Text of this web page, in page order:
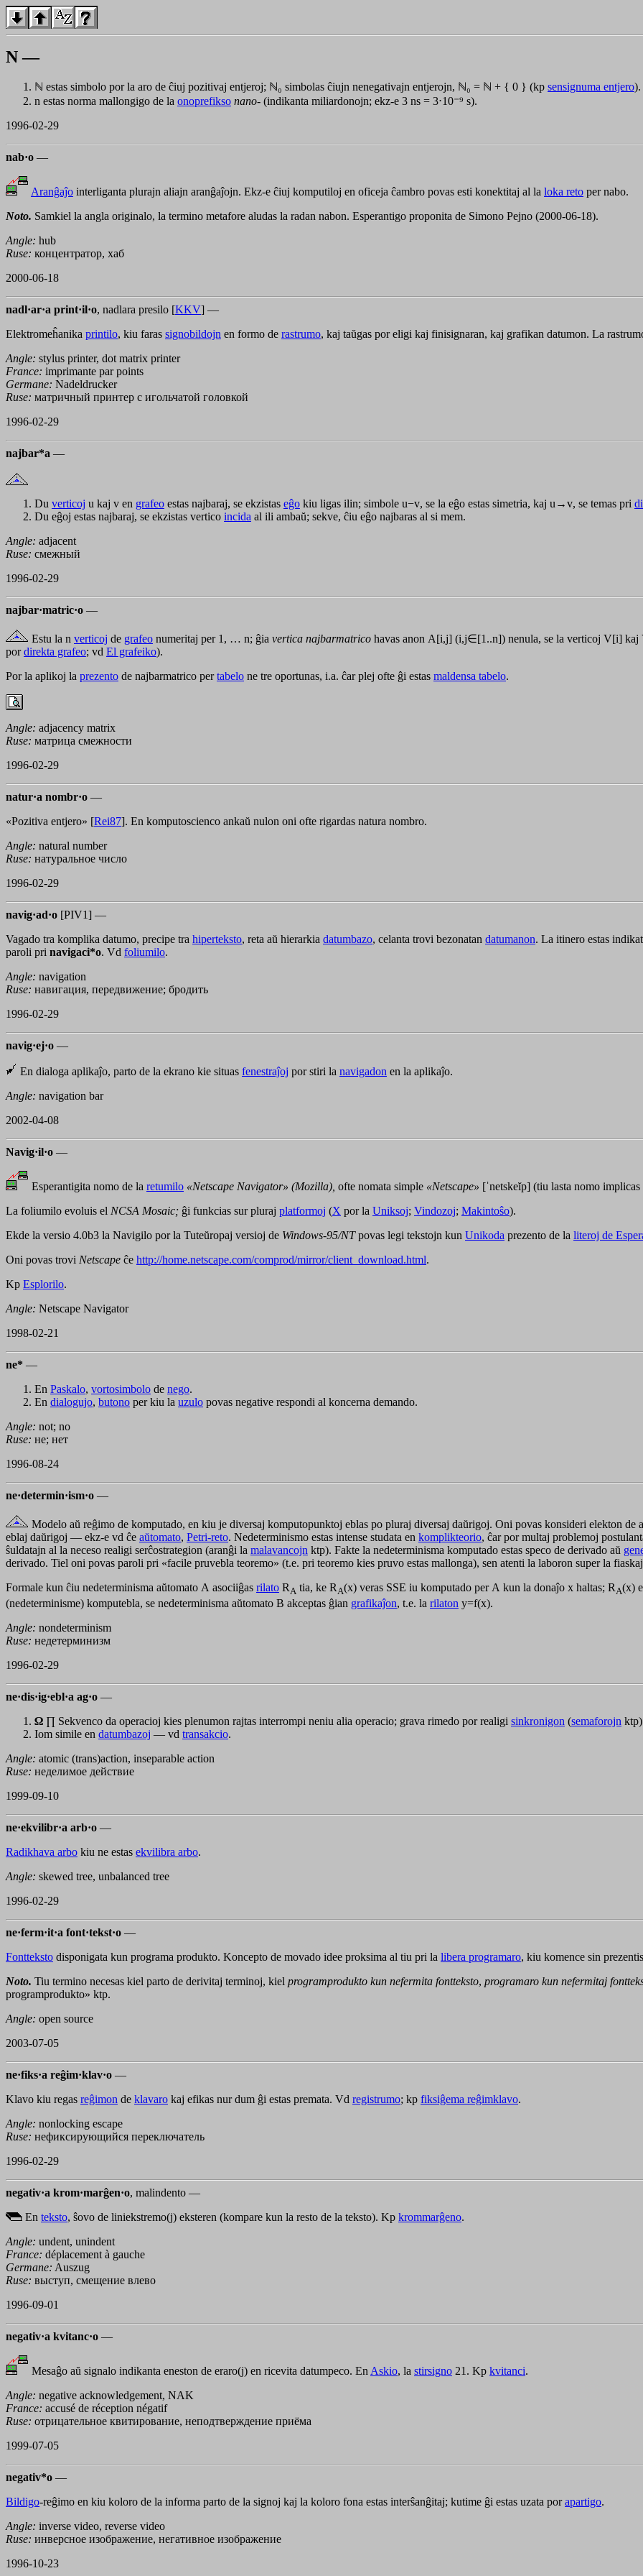
N —
ℕ estas simbolo por la aro de ĉiuj pozitivaj entjeroj; ℕ₀ simbolas ĉiujn nenegativajn entjerojn, ℕ₀ = ℕ + { 0 } (kp sensignuma entjero).
n estas norma mallongigo de la onoprefikso nano- (indikanta miliardonojn; ekz-e 3 ns = 3⋅10⁻⁹ s).
1996-02-29
nab·o —
Aranĝaĵo interliganta plurajn aliajn aranĝaĵojn. Ekz-e ĉiuj komputiloj en oficeja ĉambro povas esti konektitaj al la loka reto per nabo.
Noto. Samkiel la angla originalo, la termino metafore aludas la radan nabon. Esperantigo proponita de Simono Pejno (2000-06-18).
Angle: hub
Ruse: концентратор, хаб
2000-06-18
nadl·ar·a print·il·o, nadlara presilo [KKV] —
Elektromeĥanika printilo, kiu faras signobildojn en formo de rastrumo, kaj taŭgas por eligi kaj finisignaran, kaj grafikan datumon. La
Angle: stylus printer, dot matrix printer
France: imprimante par points
Germane: Nadeldrucker
Ruse: матричный принтер с игольчатой головкой
1996-02-29
najbar*a —
Du verticoj u kaj v en grafeo estas najbaraj, se ekzistas eĝo kiu ligas ilin; simbole u−v, se la eĝo estas simetria, kaj u→v, se temas pri
Du eĝoj estas najbaraj, se ekzistas vertico incida al ili ambaŭ; sekve, ĉiu eĝo najbaras al si mem.
Angle: adjacent
Ruse: смежный
1996-02-29
najbar·matric·o —
Estu la n verticoj de grafeo numeritaj per 1, … n; ĝia vertica najbarmatrico havas anon A[i,j] (i,j∈[1..n]) nenula, se la verticoj V[i] kaj
pordirekta grafeo; vd El grafeiko).
Por la aplikoj la prezento de najbarmatrico pertabelo ne tre oportunas, i.a. ĉar plej ofte ĝi estas maldensa tabelo.
Angle: adjacency matrix
Ruse: матрица смежности
1996-02-29
natur·a nombr·o —
«Pozitiva entjero» [Rei87]. En komputoscienco ankaŭ nulon oni ofte rigardas natura nombro.
Angle: natural number
Ruse: натуральное число
1996-02-29
navig·ad·o [PIV1] —
Vagado tra komplika datumo, precipe tra hiperteksto, reta aŭ hierarkia datumbazo, celanta trovi bezonatan datumanon. La itinero estas
paroli pri navigaci*o. Vd foliumilo.
Angle: navigation
Ruse: навигация, передвижение; бродить
1996-02-29
navig·ej·o —
En dialoga aplikaĵo, parto de la ekrano kie situas fenestraĵoj por stiri la navigadon en la aplikaĵo.
Angle: navigation bar
2002-04-08
Navig·il·o —
Esperantigita nomo de la retumilo «Netscape Navigator» (Mozilla), ofte nomata simple «Netscape» [ˈnetskeĭp] (tiu lasta nomo
La foliumilo evoluis el NCSA Mosaic; ĝi funkcias sur pluraj platformoj (X por la Uniksoj; Vindozoj; Makintoŝo).
Ekde la versio 4.0b3 la Navigilo por la Tuteŭropaj versioj de Windows-95/NTpovas legi tekstojn kun Unikoda prezento de la literoj de
Oni povas trovi Netscape ĉe http://home.netscape.com/comprod/mirror/client_download.html.
Kp Esplorilo.
Angle: Netscape Navigator
1998-02-21
ne* —
En Paskalo, vortosimbolo de nego.
En dialogujo, butono per kiu la uzulo povas negative respondi al koncerna demando.
Angle: not; no
Ruse: не; нет
1996-08-24
ne·determin·ism·o —
Modelo aŭ reĝimo de komputado, en kiu je diversaj komputopunktoj eblas po pluraj diversaj daŭrigoj. Oni povas konsideri elekton
eblaj daŭrigoj — ekz-e vd ĉe aŭtomato, Petri-reto. Nedeterminismo estas intense studata en komplikteorio, ĉar por multaj problemoj
ŝuldatajn al la neceso realigi serĉostrategion (aranĝi la malavancojn ktp). Fakte la nedeterminisma komputado estas speco de derivado aŭ
derivado. Tiel oni povas paroli pri «facile pruvebla teoremo» (t.e. pri teoremo kies pruvo estas mallonga), sen atenti la laboron super la
Formale kun ĉiu nedeterminisma aŭtomato A asociiĝas rilato RA tia, ke RA(x) veras SSE iu komputado per A kun la donaĵo x haltas; RA(x)
(nedeterminisme) komputebla, se nedeterminisma aŭtomato B akceptas ĝian grafikaĵon, t.e. la rilaton y=f(x).
Angle: nondeterminism
Ruse: недетерминизм
1996-02-29
ne·dis·ig·ebl·a ag·o —
Ω ∏ Sekvenco da operacioj kies plenumon rajtas interrompi neniu alia operacio; grava rimedo por realigi sinkronigon (semaforojn
Iom simile en datumbazoj — vd transakcio.
Angle: atomic (trans)action, inseparable action
Ruse: неделимое действие
1999-09-10
ne·ekvilibr·a arb·o —
Radikhava arbo kiu ne estas ekvilibra arbo.
Angle: skewed tree, unbalanced tree
1996-02-29
ne·ferm·it·a font·tekst·o —
Fontteksto disponigata kun programa produkto. Koncepto de movado idee proksima al tiu pri la libera programaro, kiu komence sin
Noto. Tiu termino necesas kiel parto de derivitaj terminoj, kiel programprodukto kun nefermita fontteksto, programaro kun nefermitaj
programprodukto» ktp.
Angle: open source
2003-07-05
ne·fiks·a reĝim·klav·o —
Klavo kiu regas reĝimon de klavaro kaj efikas nur dum ĝi estas premata. Vd registrumo; kp fiksiĝema reĝimklavo.
Angle: nonlocking escape
Ruse: нефиксирующийся переключатель
1996-02-29
negativ·a krom·marĝen·o, malindento —
En teksto, ŝovo de liniekstremo(j) eksteren (kompare kun la resto de la teksto). Kp krommarĝeno.
Angle: undent, unindent
France: déplacement à gauche
Germane: Auszug
Ruse: выступ, смещение влево
1996-09-01
negativ·a kvitanc·o —
Mesaĝo aŭ signalo indikanta eneston de eraro(j) en ricevita datumpeco. En Askio, la stirsigno 21. Kp kvitanci.
Angle: negative acknowledgement, NAK
France: accusé de réception négatif
Ruse: отрицательное квитирование, неподтверждение приёма
1999-07-05
negativ*o —
Bildigo-reĝimo en kiu koloro de la informa parto de la signoj kaj la koloro fona estas interŝanĝitaj; kutime ĝi estas uzata porapartigo.
Angle: inverse video, reverse video
Ruse: инверсное изображение, негативное изображение
1996-10-23